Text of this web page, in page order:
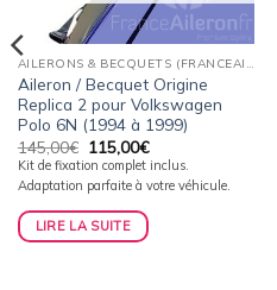
Aileron / Becquet Origine
Replica 2 pour Volkswagen
Polo 6N (1994 à 1999)
145,00€ Le
prix
initial
était :
145,00€.
115,00€Le
prix
actuel
est :
Kit de fixation complet inclus.
Adaptation parfaite à votre véhicule.
LIRE LA SUITE